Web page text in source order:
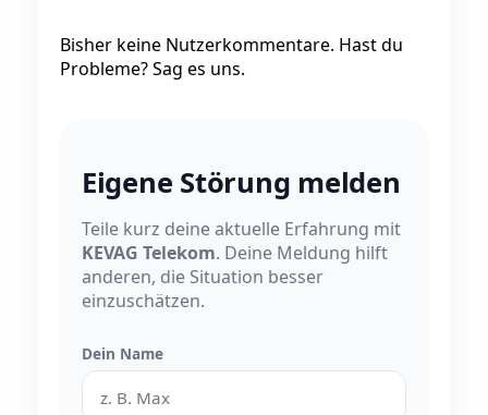
Bisher keine Nutzerkommentare. Hast du
Probleme? Sag es uns.
Eigene Störung melden
Teile kurz deine aktuelle Erfahrung mit
KEVAG Telekom. Deine Meldung hilft
anderen, die Situation besser
einzuschätzen.
Dein Name